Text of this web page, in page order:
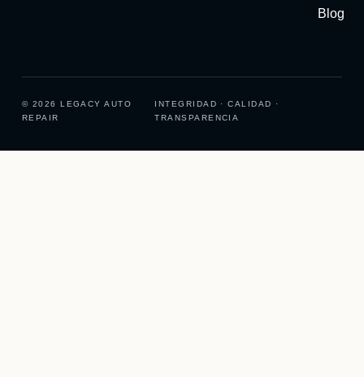
Blog
© 2026 LEGACY AUTO
REPAIR
INTEGRIDAD · CALIDAD ·
TRANSPARENCIA